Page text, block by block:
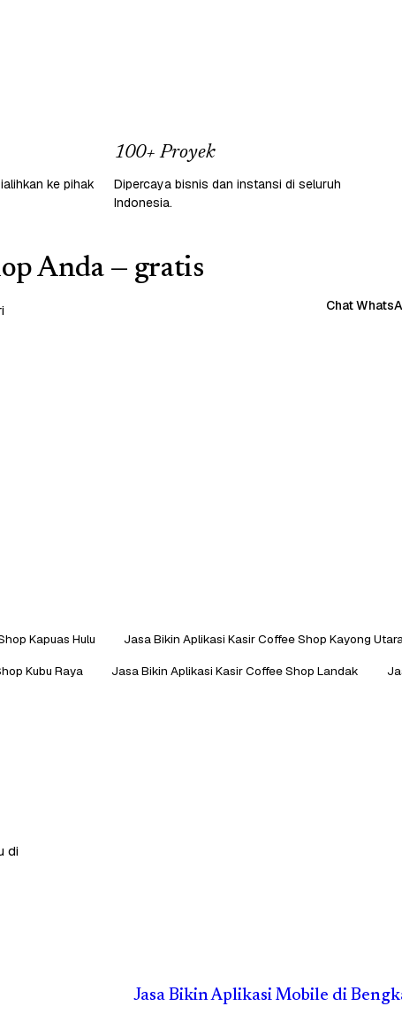
ke pihak
100+ Proyek
Dipercaya bisnis dan instansi di seluruh
Indonesia.
Anda — gratis
Chat
Kapuas Hulu
Jasa Bikin Aplikasi Kasir Coffee Shop Kayong
Kubu Raya Jasa Bikin Aplikasi Kasir Coffee Shop Landak
di
Jasa Bikin Aplikasi Mobile di